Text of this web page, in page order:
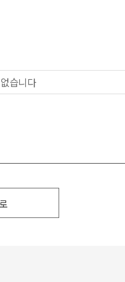
습니다